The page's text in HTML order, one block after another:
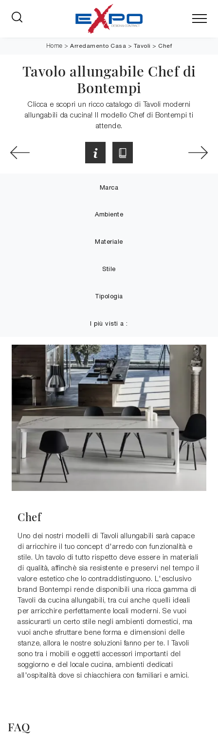
Home >Arredamento Casa > Tavoli > Chef
Tavolo allungabile Chef di
Bontempi
Clicca e scopri un ricco catalogo di Tavoli moderni
allungabili da cucina! Il modello Chef di Bontempi ti
attende.
Marca
Ambiente
Materiale
Stile
Tipologia
I più visti a :
Chef
Uno dei nostri modelli di Tavoli allungabili sarà capace
di arricchire il tuo concept d'arredo con funzionalità e
stile. Un tavolo di tutto rispetto deve essere in materiali
di qualità, affinchè sia resistente e preservi nel tempo il
valore estetico che lo contraddistinguono. L'esclusivo
brand Bontempi rende disponibili una ricca gamma di
Tavoli da cucina allungabili, tra cui anche quelli ideali
per arricchire perfettamente locali moderni. Se vuoi
assicurarti un certo stile negli ambienti domestici, ma
vuoi anche sfruttare bene forma e dimensioni delle
stanze, allora le nostre soluzioni fanno per te. I Tavoli
sono tra i mobili e oggetti accessori importanti del
soggiorno e del locale cucina, ambienti dedicati
all'ospitalità dove si chiacchiera con familiari e amici.
FAQ